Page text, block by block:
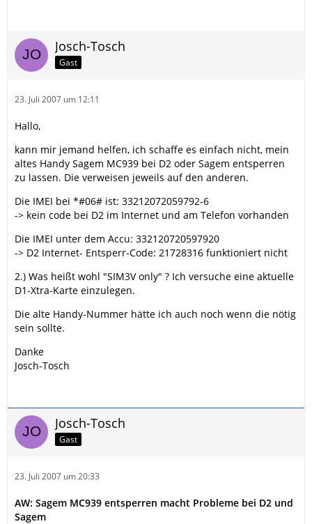
Josch-Tosch
Gast
23. Juli 2007 um 12:11
Hallo,
kann mir jemand helfen, ich schaffe es einfach nicht, mein
altes Handy Sagem MC939 bei D2 oder Sagem entsperren
zu lassen. Die verweisen jeweils auf den anderen.
Die IMEI bei *#06# ist: 33212072059792-6
-> kein code bei D2 im Internet und am Telefon vorhanden
Die IMEI unter dem Accu: 332120720597920
-> D2 Internet- Entsperr-Code: 21728316 funktioniert nicht
2.) Was heißt wohl "SIM3V only" ? Ich versuche eine aktuelle
D1-Xtra-Karte einzulegen.
Die alte Handy-Nummer hätte ich auch noch wenn die nötig
sein sollte.
Danke
Josch-Tosch
Josch-Tosch
Gast
23. Juli 2007 um 20:33
AW: Sagem MC939 entsperren macht Probleme bei D2 und
Sagem